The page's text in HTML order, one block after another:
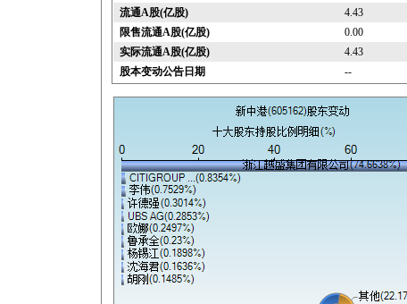
流通A股(亿股)
4.43
限售流通A股(亿股)
0.00
实际流通A股(亿股)
4.43
股本变动公告日期
--